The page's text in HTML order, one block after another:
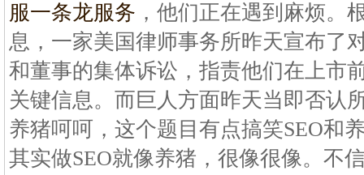
服一条龙服务 ，他们正在遇到麻烦。
息，一家美国律师事务所昨天宣布了
和董事的集体诉讼，指责他们在上市
关键信息。而巨人方面昨天当即否认
养猪呵呵，这个题目有点搞笑SEO和
其实做SEO就像养猪，很像很像。不